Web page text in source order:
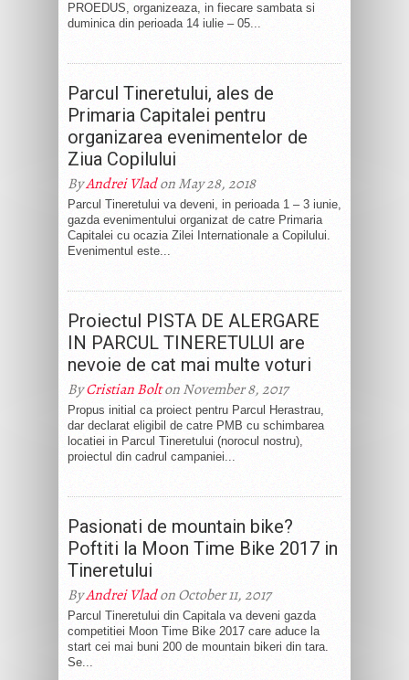
PROEDUS, organizeaza, in fiecare sambata si
duminica din perioada 14 iulie – 05...
Parcul Tineretului, ales de
Primaria Capitalei pentru
organizarea evenimentelor de
Ziua Copilului
ByAndrei Vladon May 28, 2018
Parcul Tineretului va deveni, in perioada 1 – 3 iunie,
gazda evenimentului organizat de catre Primaria
Capitalei cu ocazia Zilei Internationale a Copilului.
Evenimentul este...
Proiectul PISTA DE ALERGARE
IN PARCUL TINERETULUI are
nevoie de cat mai multe voturi
ByCristian Bolton November 8, 2017
Propus initial ca proiect pentru Parcul Herastrau,
dar declarat eligibil de catre PMB cu schimbarea
locatiei in Parcul Tineretului (norocul nostru),
proiectul din cadrul campaniei...
Pasionati de mountain bike?
Poftiti la Moon Time Bike 2017 in
Tineretului
ByAndrei Vladon October 11, 2017
Parcul Tineretului din Capitala va deveni gazda
competitiei Moon Time Bike 2017 care aduce la
start cei mai buni 200 de mountain bikeri din tara.
Se...